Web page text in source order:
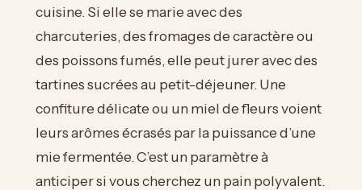
cuisine. Si elle se marie avec des
charcuteries, des fromages de caractère ou
des poissons fumés, elle peut jurer avec des
tartines sucrées au petit-déjeuner. Une
confiture délicate ou un miel de fleurs voient
leurs arômes écrasés par la puissance d’une
mie fermentée. C’est un paramètre à
anticiper si vous cherchez un pain polyvalent.